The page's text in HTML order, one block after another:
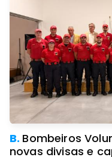
B. Bombeiros
novas divisas e